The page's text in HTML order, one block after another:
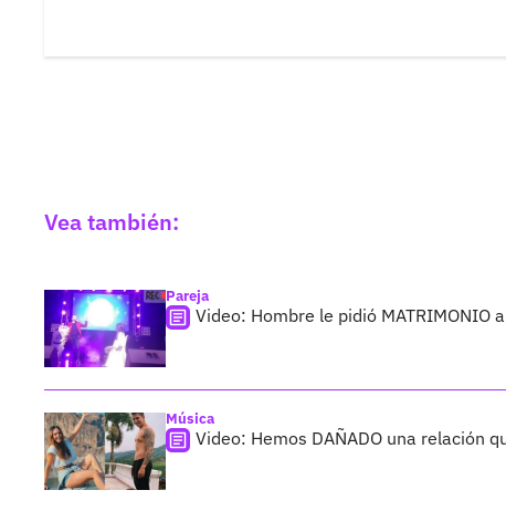
Vea también:
Pareja
Video: Hombre le pidió MATRIMONIO
Música
Video: Hemos DAÑADO una relación